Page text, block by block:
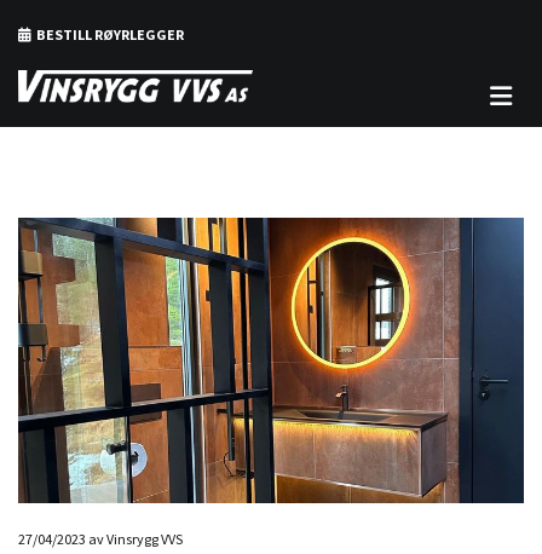
 BESTILL RØYRLEGGER
27/04/2023 av Vinsrygg VVS